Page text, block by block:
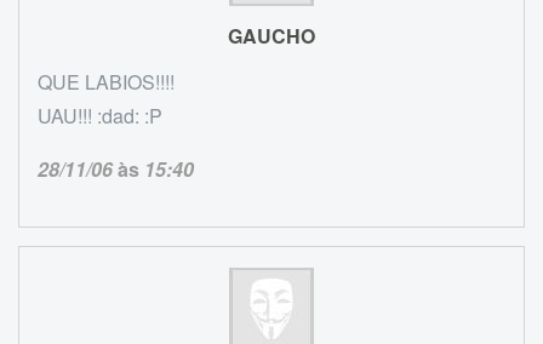
GAUCHO
QUE LABIOS!!!!
UAU!!! :dad: :P
28/11/06às 15:40